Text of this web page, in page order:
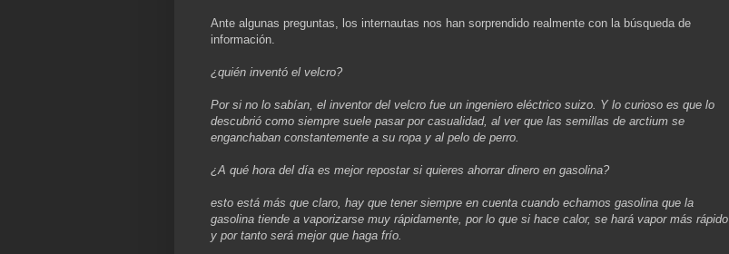
Ante algunas preguntas, los internautas nos han sorprendido realmente con la búsqueda de
información.
¿quién inventó el velcro?
Por si no lo sabían, el inventor del velcro fue un ingeniero eléctrico suizo. Y lo curioso es que lo
descubrió como siempre suele pasar por casualidad, al ver que las semillas de arctium se
enganchaban constantemente a su ropa y al pelo de perro.
¿A qué hora del día es mejor repostar si quieres ahorrar dinero en gasolina?
esto está más que claro, hay que tener siempre en cuenta cuando echamos gasolina que la
gasolina tiende a vaporizarse muy rápidamente, por lo que si hace calor, se hará vapor más rápido
y por tanto será mejor que haga frío.